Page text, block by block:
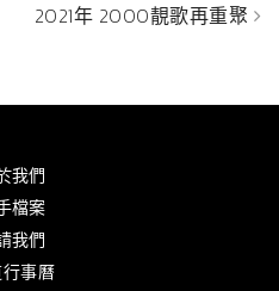
2021年 2000靚歌再重聚
我們
檔案
我們
事曆